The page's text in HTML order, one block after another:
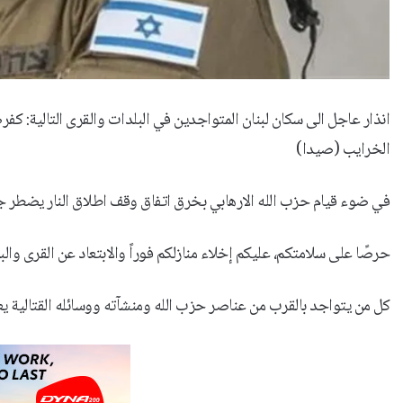
انذار عاجل الى سكان لبنان المتواجدين في البلدات والقرى التالية:
الخرايب (صيدا)
‏في ضوء قيام حزب الله الارهابي بخرق اتفاق وقف اطلاق النار
‏حرصًا على سلامتكم، عليكم إخلاء منازلكم فوراً والابتعاد عن القرى والبلدات لمسافة لا
‏كل من يتواجد بالقرب من عناصر حزب الله ومنشآته ووسائله